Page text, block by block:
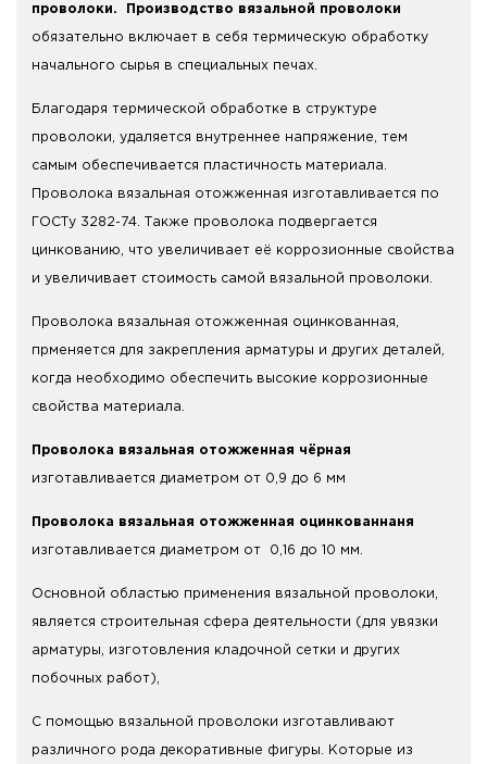
проволоки. Производство вязальной проволоки
обязательно включает в себя термическую обработку
начального сырья в специальных печах.
Благодаря термической обработке в структуре
проволоки, удаляется внутреннее напряжение, тем
самым обеспечивается пластичность материала.
Проволока вязальная отожженная изготавливается по
ГОСТу 3282-74. Также проволока подвергается
цинкованию, что увеличивает её коррозионные свойства
и увеличивает стоимость самой вязальной проволоки.
Проволока вязальная отожженная оцинкованная,
прменяется для закрепления арматуры и других деталей,
когда необходимо обеспечить высокие коррозионные
свойства материала.
Проволока вязальная отожженная чёрная
изготавливается диаметром от 0,9 до 6 мм
Проволока вязальная отожженная оцинкованнаня
изготавливается диаметром от 0,16 до 10 мм.
Основной областью применения вязальной проволоки,
является строительная сфера деятельности (для увязки
арматуры, изготовления кладочной сетки и других
побочных работ),
С помощью вязальной проволоки изготавливают
различного рода декоративные фигуры. Которые из